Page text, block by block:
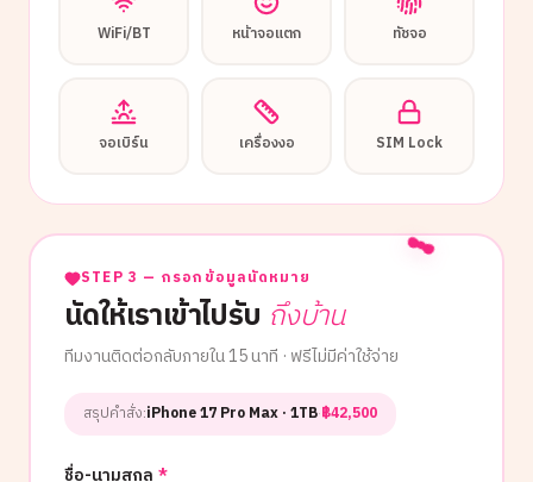
WiFi/BT หน้าจอแตก ทัชจอ
จอเบิร์น เครื่องงอ SIM Lock
STEP 3 — กรอกข้อมูลนัดหมาย
นัดให้เราเข้าไปรับ ถึงบ้าน
ทีมงานติดต่อกลับภายใน 15 นาที · ฟรีไม่มีค่าใช้จ่าย
สรุปคำสั่ง:iPhone 17 Pro Max · 1TB·฿42,500
ชื่อ-นามสกุล *